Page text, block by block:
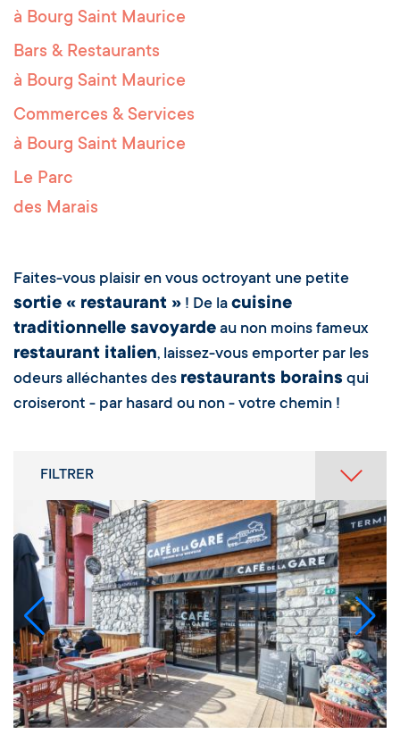
à Bourg Saint Maurice
Bars & Restaurants
à Bourg Saint Maurice
Commerces & Services
à Bourg Saint Maurice
Le Parc
des Marais
Faites-vous plaisir en vous octroyant une petite
sortie « restaurant » ! De la cuisine
traditionnelle savoyarde au non moins fameux
restaurant italien, laissez-vous emporter par les
odeurs alléchantes des restaurants borains qui
croiseront - par hasard ou non - votre chemin !
FILTRER